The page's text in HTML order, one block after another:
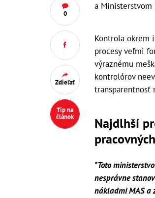
0
Zdieľať
Tip na
článok
a Ministerstvom
Kontrola okrem
procesy veľmi
výraznému
kontrolórov
transparentnosť
Najdlhší
"Toto
nesprávne
nákladmi MAS a